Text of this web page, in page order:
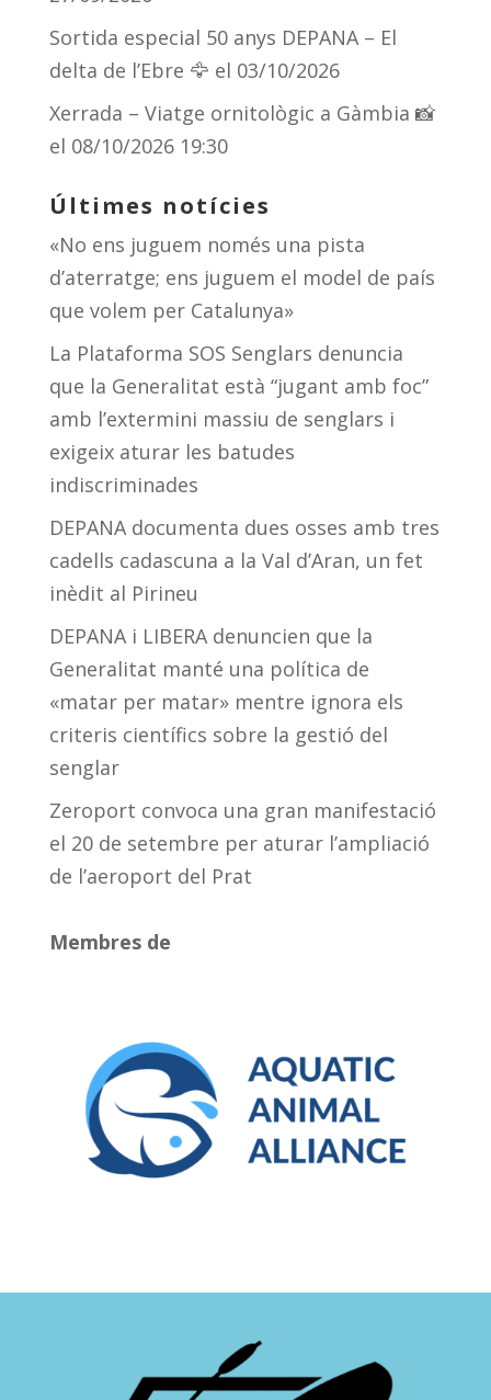
Sortida especial 50 anys DEPANA – El
delta de l’Ebre 🦅 el 03/10/2026
Xerrada – Viatge ornitològic a Gàmbia 📸
el 08/10/2026 19:30
Últimes notícies
«No ens juguem només una pista
d’aterratge; ens juguem el model de país
que volem per Catalunya»
La Plataforma SOS Senglars denuncia
que la Generalitat està “jugant amb foc”
amb l’extermini massiu de senglars i
exigeix aturar les batudes
indiscriminades
DEPANA documenta dues osses amb tres
cadells cadascuna a la Val d’Aran, un fet
inèdit al Pirineu
DEPANA i LIBERA denuncien que la
Generalitat manté una política de
«matar per matar» mentre ignora els
criteris científics sobre la gestió del
senglar
Zeroport convoca una gran manifestació
el 20 de setembre per aturar l’ampliació
de l’aeroport del Prat
Membres de